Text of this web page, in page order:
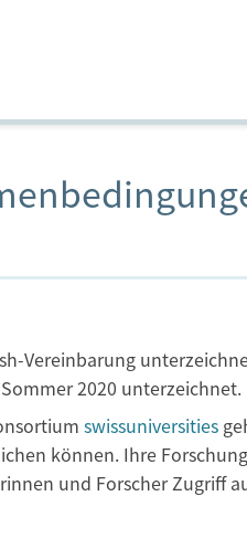
Vereinbarung
2020 unterzeichnet.
swissuniversities
können. Ihre
und Forscher Zugriff